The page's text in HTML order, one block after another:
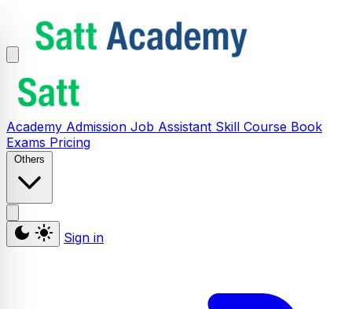
Academy Admission Job Assistant Skill Course Book
Exams Pricing
Others
Sign in